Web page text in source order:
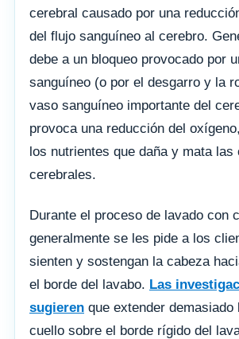
cerebral causado por una
del flujo sanguíneo al cerebro.
debe a un bloqueo provocado por
sanguíneo (o por el desgarro y la
vaso sanguíneo importante del
provoca una reducción del
los nutrientes que daña y mata las
cerebrales.
Durante el proceso de lavado con
generalmente se les pide a los
sienten y sostengan la cabeza
el borde del lavabo. Las
sugieren que extender demasiado
cuello sobre el borde rígido del